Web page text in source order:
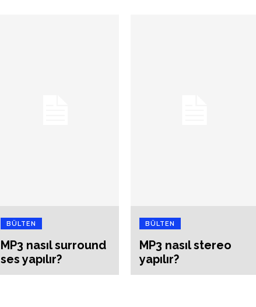
BÜLTEN
MP3 nasıl surround
ses yapılır?
BÜLTEN
MP3 nasıl stereo
yapılır?